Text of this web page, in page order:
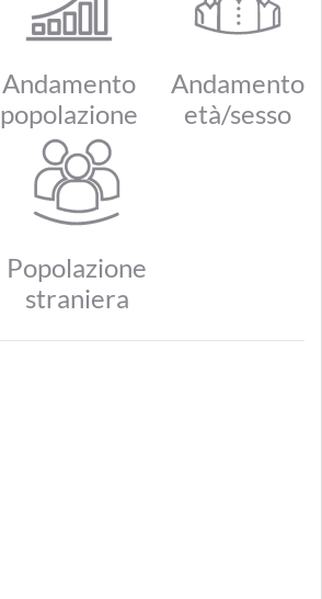
Andamento
popolazione
Andamento
età/sesso
Popolazione
straniera